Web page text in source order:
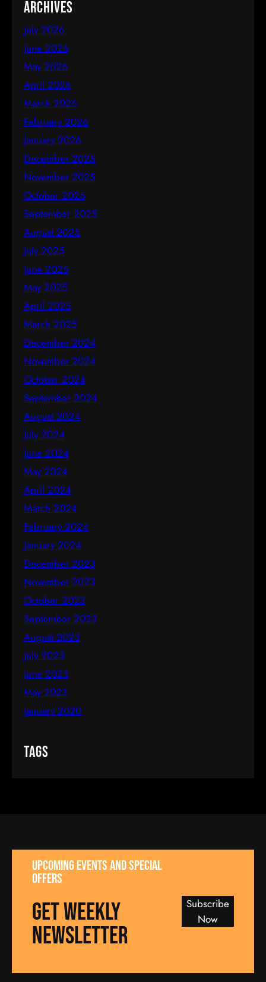
Archives
July 2026
June 2026
May 2026
April 2026
March 2026
February 2026
January 2026
December 2025
November 2025
October 2025
September 2025
August 2025
July 2025
June 2025
May 2025
April 2025
March 2025
December 2024
November 2024
October 2024
September 2024
August 2024
July 2024
June 2024
May 2024
April 2024
March 2024
February 2024
January 2024
December 2023
November 2023
October 2023
September 2023
August 2023
July 2023
June 2023
May 2023
January 2020
Tags
UPCOMING EVENTS AND SPECIAL
OFFERS
GET WEEKLY
NEWSLETTER
Subscribe
Now